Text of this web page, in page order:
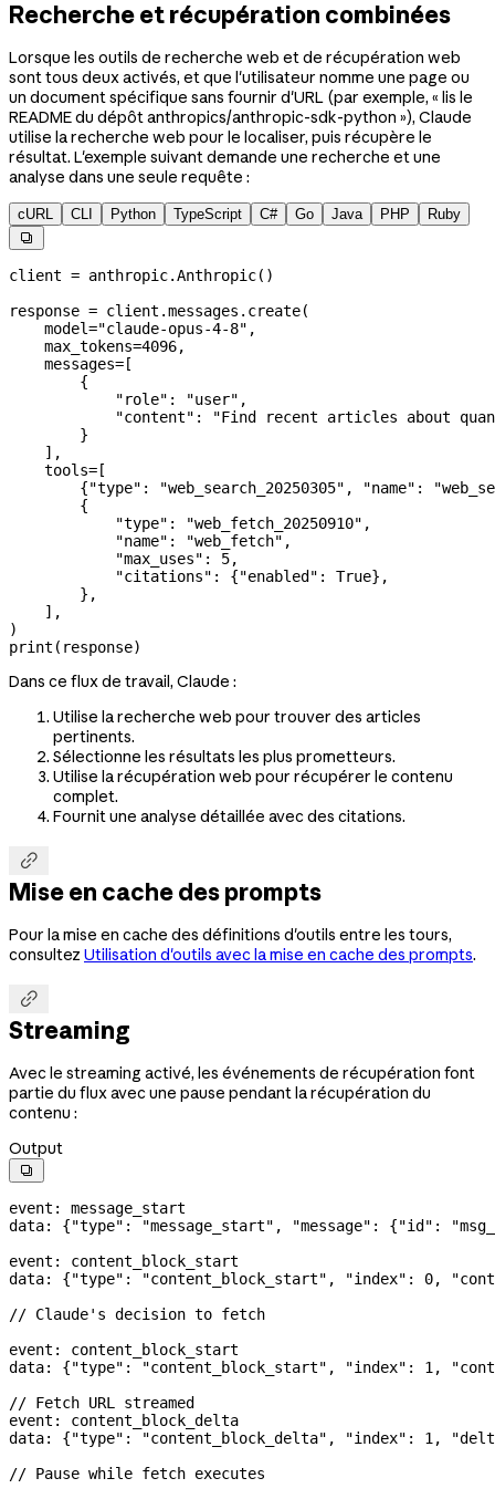
Recherche et récupération combinées
Lorsque les outils de recherche web et de récupération web
sont tous deux activés, et que l'utilisateur nomme une page ou
un document spécifique sans fournir d'URL (par exemple, « lis le
README du dépôt anthropics/anthropic-sdk-python »), Claude
utilise la recherche web pour le localiser, puis récupère le
résultat. L'exemple suivant demande une recherche et une
analyse dans une seule requête :
cURL CLI Python TypeScript C# Go Java PHP Ruby

client = anthropic.Anthropic()
response = client.messages.create(
    model
="claude-opus-4-8" ,
    max_tokens
=4096,
    messages
= [
        {
            "role"
: "user" ,
            "content"
:
"Find recent articles about
        }
    ],
    tools
= [
        {
"type" : "web_search_20250305" , "name" :
        {
            "type"
: "web_fetch_20250910" ,
            "name"
: "web_fetch" ,
            "max_uses"
: 5,
            "citations"
: {"enabled" : True},
        },
    ],
)
print (response)
Dans ce flux de travail, Claude :
Utilise la recherche web pour trouver des articles
pertinents.
Sélectionne les résultats les plus prometteurs.
Utilise la récupération web pour récupérer le contenu
complet.
Fournit une analyse détaillée avec des citations.

Mise en cache des prompts
Pour la mise en cache des définitions d'outils entre les tours,
consultez Utilisation d'outils avec la mise en cache des prompts.

Streaming
Avec le streaming activé, les événements de récupération font
partie du flux avec une pause pendant la récupération du
contenu :
Output

event: message_start
data: {"type" : "message_start" , "message" : {"id" :
event: content_block_start
data: {"type" : "content_block_start" , "index" : 0,
// Claude's decision to fetch
event: content_block_start
data: {"type" : "content_block_start" , "index" : 1 ,
// Fetch URL streamed
event: content_block_delta
data: {"type" : "content_block_delta" , "index" : 1 ,
// Pause while fetch executes